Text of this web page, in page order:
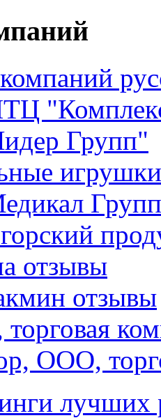
Групп"
игрушки
Групп
отзывы
отзывы
торговая
ООО,
лучших